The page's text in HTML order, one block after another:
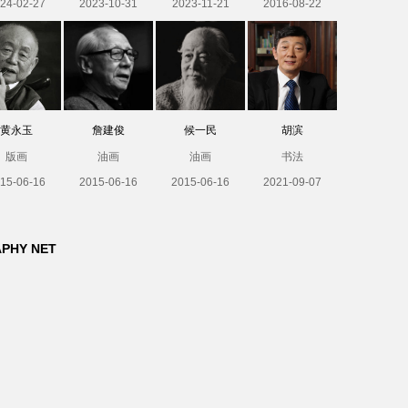
02-27 2023-10-31 2023-11-21 2016-08-22
黄永玉
版画
06-16
詹建俊
油画
2015-06-16
候一民
油画
2015-06-16
胡滨
书法
2021-09-07
NET